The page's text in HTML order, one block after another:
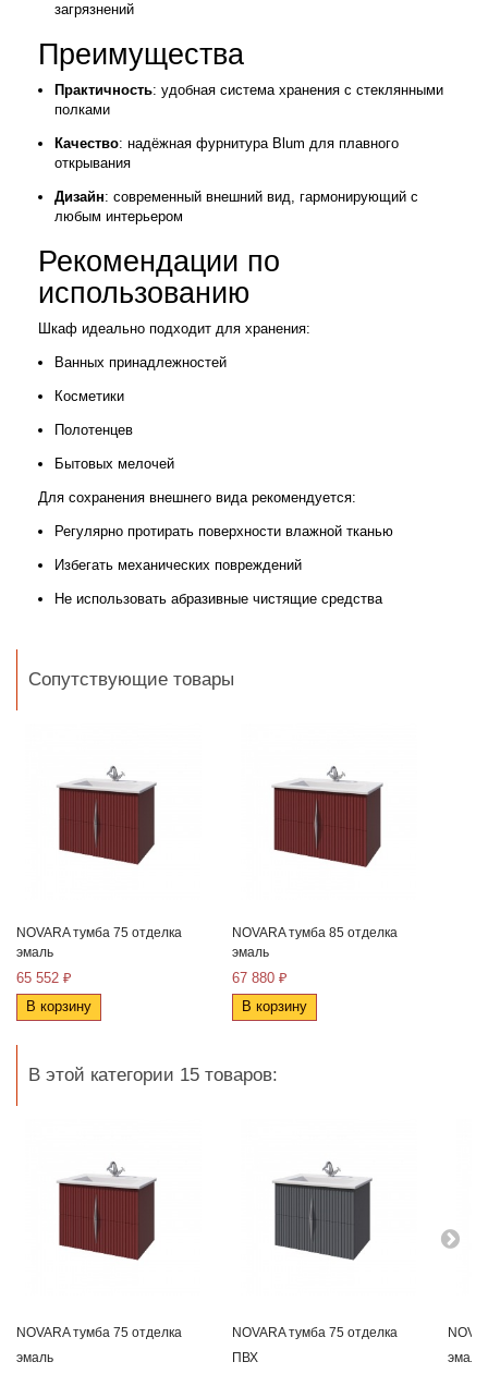
загрязнений
Преимущества
Практичность: удобная система хранения с стеклянными
полками
Качество: надёжная фурнитура Blum для плавного
открывания
Дизайн: современный внешний вид, гармонирующий с
любым интерьером
Рекомендации по
использованию
Шкаф идеально подходит для хранения:
Ванных принадлежностей
Косметики
Полотенцев
Бытовых мелочей
Для сохранения внешнего вида рекомендуется:
Регулярно протирать поверхности влажной тканью
Избегать механических повреждений
Не использовать абразивные чистящие средства
Сопутствующие товары
NOVARA тумба 75 отделка
эмаль
65 552 ₽
В корзину
NOVARA тумба 85 отделка
эмаль
67 880 ₽
В корзину
В этой категории 15 товаров:
NOVARA тумба 75 отделка
эмаль
NOVARA тумба 75 отделка
ПВХ
эмаль